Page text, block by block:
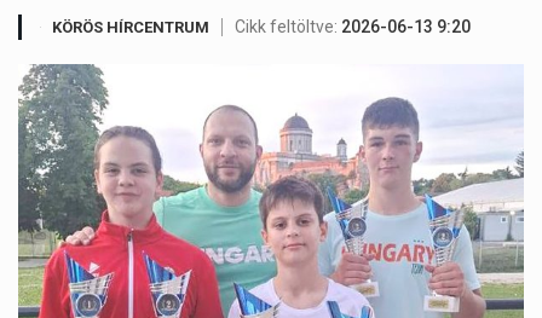
KÖRÖS HÍRCENTRUM Cikk feltöltve: 2026-06-13 9:20